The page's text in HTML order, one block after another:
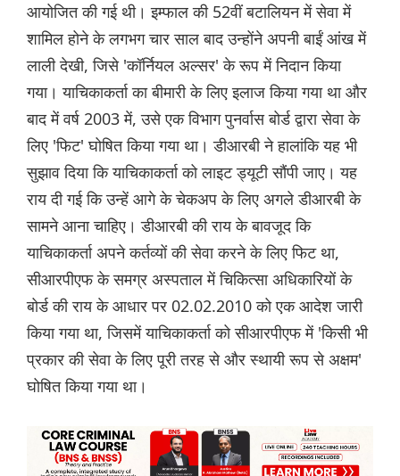
आयोजित की गई थी। इम्फाल की 52वीं बटालियन में सेवा में
शामिल होने के लगभग चार साल बाद उन्होंने अपनी बाईं आंख में
लाली देखी, जिसे 'कॉर्नियल अल्सर' के रूप में निदान किया
गया। याचिकाकर्ता का बीमारी के लिए इलाज किया गया था और
बाद में वर्ष 2003 में, उसे एक विभाग पुनर्वास बोर्ड द्वारा सेवा के
लिए 'फिट' घोषित किया गया था। डीआरबी ने हालांकि यह भी
सुझाव दिया कि याचिकाकर्ता को लाइट ड्यूटी सौंपी जाए। यह
राय दी गई कि उन्हें आगे के चेकअप के लिए अगले डीआरबी के
सामने आना चाहिए। डीआरबी की राय के बावजूद कि
याचिकाकर्ता अपने कर्तव्यों की सेवा करने के लिए फिट था,
सीआरपीएफ के समग्र अस्पताल में चिकित्सा अधिकारियों के
बोर्ड की राय के आधार पर 02.02.2010 को एक आदेश जारी
किया गया था, जिसमें याचिकाकर्ता को सीआरपीएफ में 'किसी भी
प्रकार की सेवा के लिए पूरी तरह से और स्थायी रूप से अक्षम'
घोषित किया गया था।